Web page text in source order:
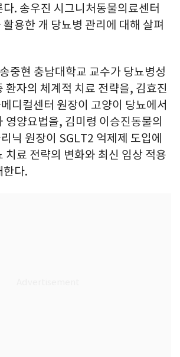
. 송우진 시그니처동물의료센터
용한 개 당뇨병 관리에 대해 살펴
중현 충남대학교 교수가 당뇨병성
환자의 체계적 치료 전략을, 김효진
디컬센터 원장이 고양이 당뇨에서
영양요법을, 김미령 이승진동물의
닉 원장이 SGLT2 억제제 도입에
치료 전략의 변화와 최신 임상 적용
한다.